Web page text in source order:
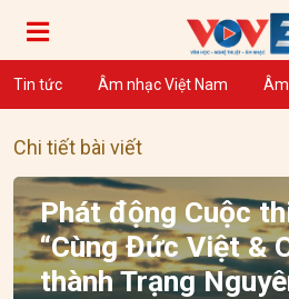
Tin tức Âm nhạc Việt Nam
Chi tiết bài viết
Phát động Cuộc
“Cùng Đức Việt &
thành Trạng